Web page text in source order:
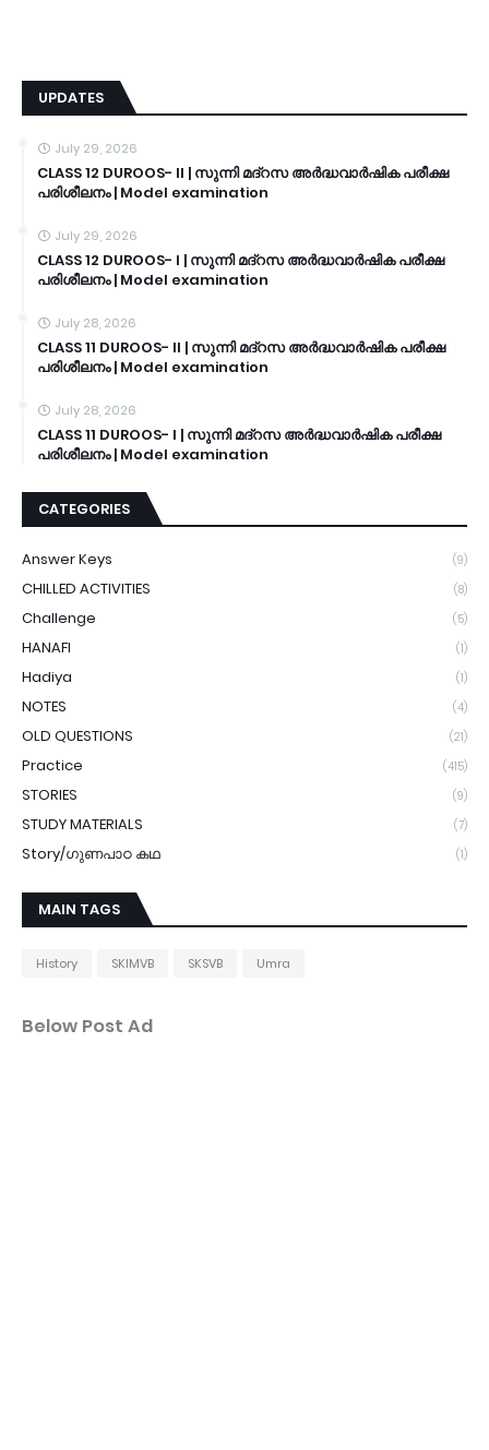
UPDATES
July 29, 2026
CLASS 12 DUROOS- II | സുന്നി മദ്റസ അർദ്ധവാർഷിക പരീക്ഷ
പരിശീലനം | Model examination
July 29, 2026
CLASS 12 DUROOS- I | സുന്നി മദ്റസ അർദ്ധവാർഷിക പരീക്ഷ
പരിശീലനം | Model examination
July 28, 2026
CLASS 11 DUROOS- II | സുന്നി മദ്റസ അർദ്ധവാർഷിക പരീക്ഷ
പരിശീലനം | Model examination
July 28, 2026
CLASS 11 DUROOS- I | സുന്നി മദ്റസ അർദ്ധവാർഷിക പരീക്ഷ
പരിശീലനം | Model examination
CATEGORIES
Answer Keys (9)
CHILLED ACTIVITIES (8)
Challenge (5)
HANAFI (1)
Hadiya (1)
NOTES (4)
OLD QUESTIONS (21)
Practice (415)
STORIES (9)
STUDY MATERIALS (7)
Story/ഗുണപാഠ കഥ (1)
MAIN TAGS
History SKIMVB SKSVB Umra
Below Post Ad